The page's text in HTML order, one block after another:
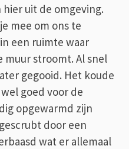
uit de omgeving.
mee om ons te
een ruimte waar
muur stroomt. Al snel
gegooid. Het koude
goed voor de
opgewarmd zijn
door een
wat er allemaal